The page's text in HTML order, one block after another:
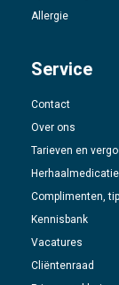
Allergie
Service
Contact
Over ons
Tarieven en
Complimenten,
Kennisbank
Vacatures
Cliëntenraad